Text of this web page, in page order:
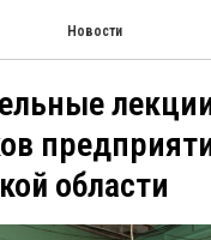
Новости
области